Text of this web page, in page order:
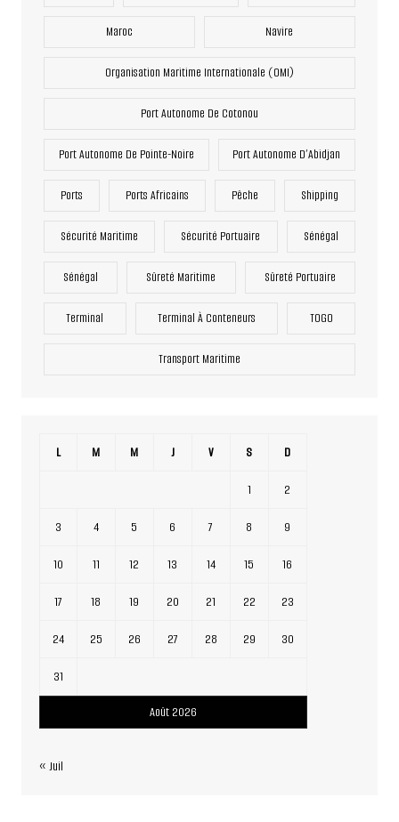
Maroc Navire
Organisation Maritime Internationale (OMI)
Port Autonome De Cotonou
Port Autonome De Pointe-Noire Port Autonome D’Abidjan
Ports Ports Africains Pêche Shipping
Sécurité Maritime Sécurité Portuaire Sénégal
Sénégal Sûreté Maritime Sûreté Portuaire
Terminal Terminal À Conteneurs TOGO
Transport Maritime
Août 2026
L M M J V S D
1 2
3 4 5 6 7 8 9
10 11 12 13 14 15 16
17 18 19 20 21 22 23
24 25 26 27 28 29 30
31
« Juil